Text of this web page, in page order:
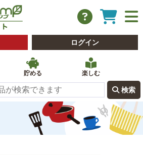
ログイン
貯める 楽しむ
 検索